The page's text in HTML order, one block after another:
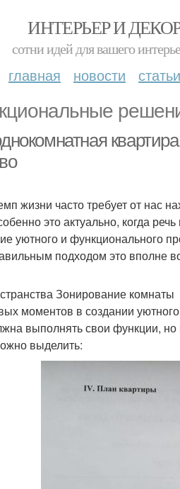
ИНТЕРЬЕР И
сотни идей для вашего
главная новости статьи
жизни часто требует от нас
это актуально, когда
уютного и функционального
подходом это вполне
Зонирование комнаты
моментов в создании
выполнять свои функции,
выделить: